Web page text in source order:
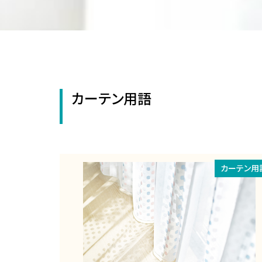
カーテン用語
カーテン用